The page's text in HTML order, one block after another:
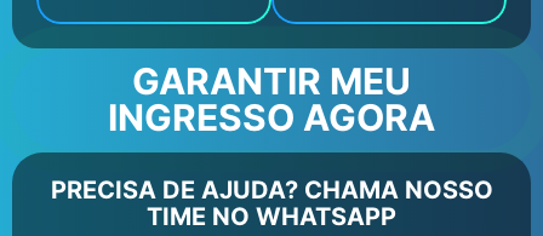
GARANTIR MEU
INGRESSO AGORA
PRECISA DE AJUDA? CHAMA NOSSO
TIME NO WHATSAPP